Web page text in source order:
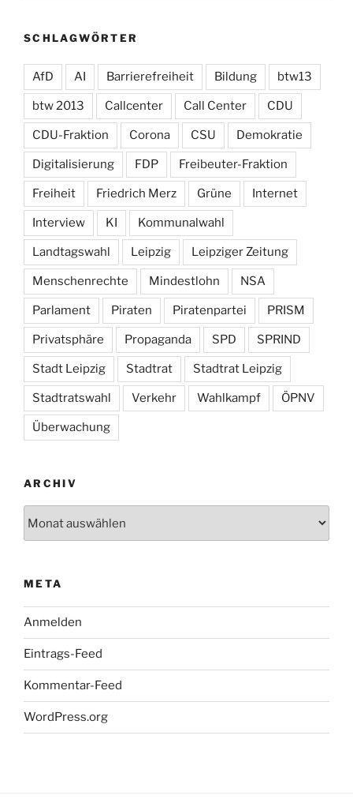
SCHLAGWÖRTER
AfD AI Barrierefreiheit Bildung btw13
btw 2013 Callcenter Call Center CDU
CDU-Fraktion Corona CSU Demokratie
Digitalisierung FDP Freibeuter-Fraktion
Freiheit Friedrich Merz Grüne Internet
Interview KI Kommunalwahl
Landtagswahl Leipzig Leipziger Zeitung
Menschenrechte Mindestlohn NSA
Parlament Piraten Piratenpartei PRISM
Privatsphäre Propaganda SPD SPRIND
Stadt Leipzig Stadtrat Stadtrat Leipzig
Stadtratswahl Verkehr Wahlkampf ÖPNV
Überwachung
ARCHIV
META
Anmelden
Eintrags-Feed
Kommentar-Feed
WordPress.org